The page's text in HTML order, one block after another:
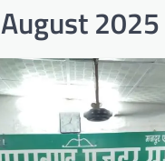
August 2025